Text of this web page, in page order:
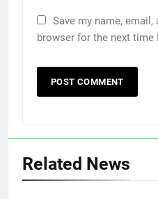
Save my name,
browser for the next time
Related News